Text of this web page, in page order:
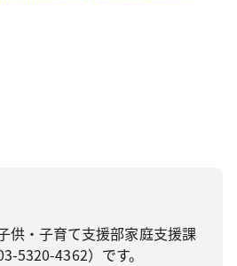
供・子育て支援部家庭支援課
5320-4362）です。